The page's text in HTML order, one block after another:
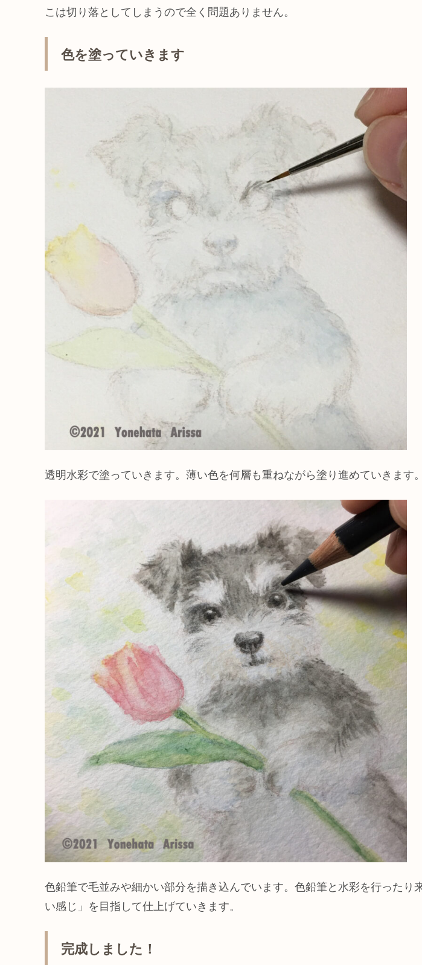
こは切り落としてしまうので全く問題ありません。
色を塗っていきます
透明水彩で塗っていきます。薄い色を何層も重ねながら塗り進めていきます。
色鉛筆で毛並みや細かい部分を描き込んでいます。色鉛筆と水彩を行ったり
い感じ」を目指して仕上げていきます。
完成しました！